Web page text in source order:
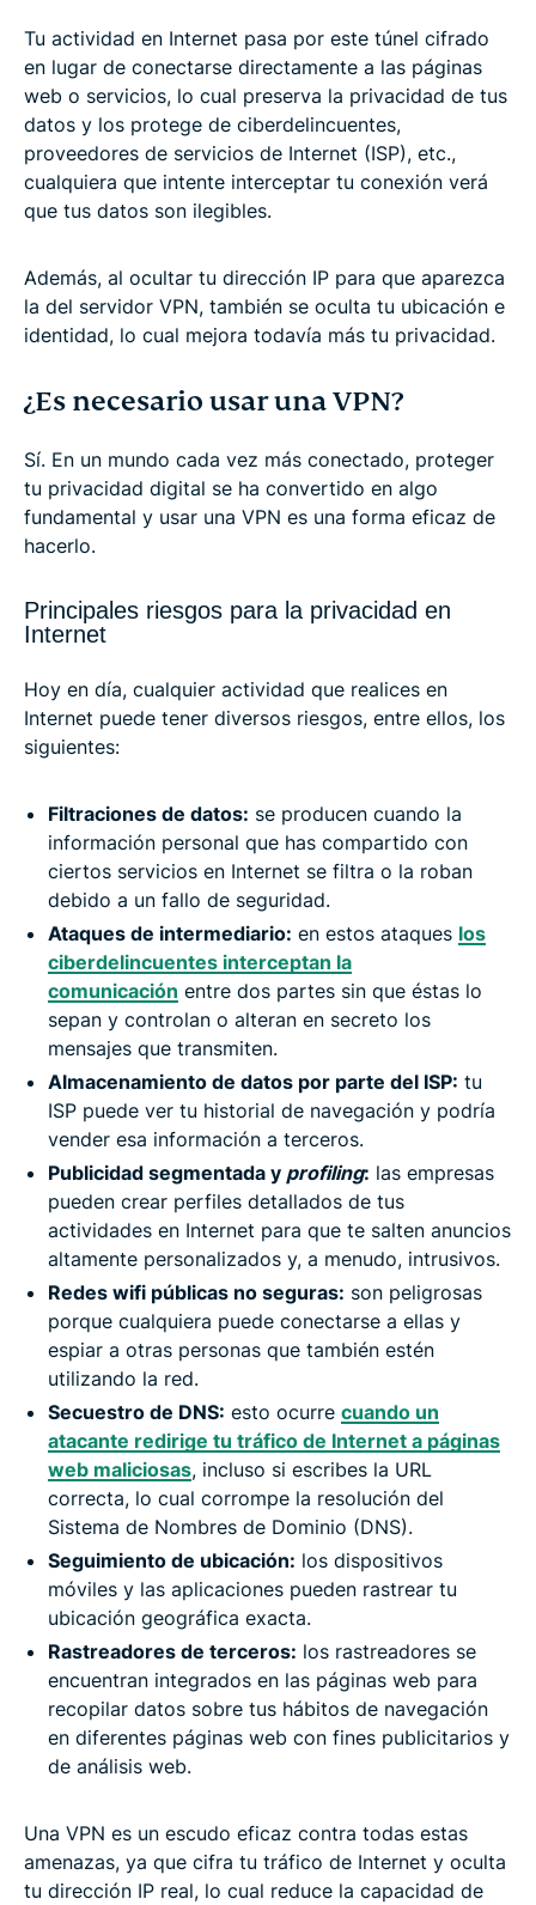
Tu actividad en Internet pasa por este túnel cifrado
en lugar de conectarse directamente a las páginas
web o servicios, lo cual preserva la privacidad de tus
datos y los protege de ciberdelincuentes,
proveedores de servicios de Internet (ISP), etc.,
cualquiera que intente interceptar tu conexión verá
que tus datos son ilegibles.
Además, al ocultar tu dirección IP para que aparezca
la del servidor VPN, también se oculta tu ubicación e
identidad, lo cual mejora todavía más tu privacidad.
¿Es necesario usar una VPN?
Sí. En un mundo cada vez más conectado, proteger
tu privacidad digital se ha convertido en algo
fundamental y usar una VPN es una forma eficaz de
hacerlo.
Principales riesgos para la privacidad en
Internet
Hoy en día, cualquier actividad que realices en
Internet puede tener diversos riesgos, entre ellos, los
siguientes:
Filtraciones de datos: se producen cuando la
información personal que has compartido con
ciertos servicios en Internet se filtra o la roban
debido a un fallo de seguridad.
Ataques de intermediario: en estos ataques los
ciberdelincuentes interceptan la
comunicación entre dos partes sin que éstas lo
sepan y controlan o alteran en secreto los
mensajes que transmiten.
Almacenamiento de datos por parte del ISP: tu
ISP puede ver tu historial de navegación y podría
vender esa información a terceros.
Publicidad segmentada y profiling: las empresas
pueden crear perfiles detallados de tus
actividades en Internet para que te salten anuncios
altamente personalizados y, a menudo, intrusivos.
Redes wifi públicas no seguras: son peligrosas
porque cualquiera puede conectarse a ellas y
espiar a otras personas que también estén
utilizando la red.
Secuestro de DNS: esto ocurre cuando un
atacante redirige tu tráfico de Internet a páginas
web maliciosas, incluso si escribes la URL
correcta, lo cual corrompe la resolución del
Sistema de Nombres de Dominio (DNS).
Seguimiento de ubicación: los dispositivos
móviles y las aplicaciones pueden rastrear tu
ubicación geográfica exacta.
Rastreadores de terceros: los rastreadores se
encuentran integrados en las páginas web para
recopilar datos sobre tus hábitos de navegación
en diferentes páginas web con fines publicitarios y
de análisis web.
Una VPN es un escudo eficaz contra todas estas
amenazas, ya que cifra tu tráfico de Internet y oculta
tu dirección IP real, lo cual reduce la capacidad de